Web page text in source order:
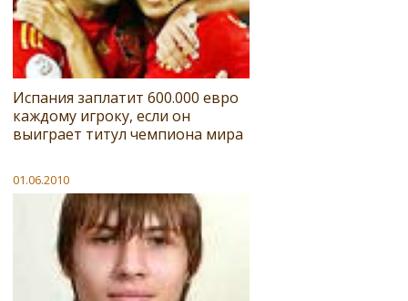
Испания заплатит 600.000 евро
каждому игроку, если он
выиграет титул чемпиона мира
01.06.2010